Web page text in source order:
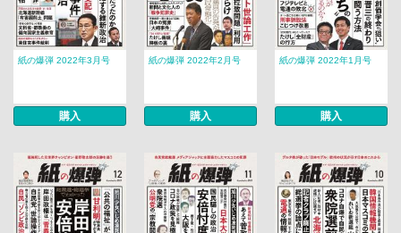
紙の爆弾 2022年3月号
購入
紙の爆弾 2022年2月号
購入
紙の爆弾 2022年1月号
購入